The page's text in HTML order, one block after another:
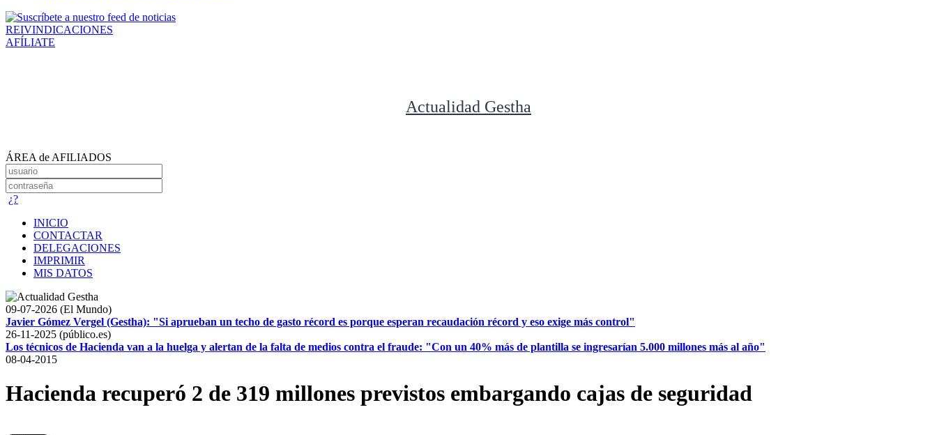
REIVINDICACIONES
AFÍLIATE
Actualidad Gestha
ÁREA de AFILIADOS
¿?
INICIO
CONTACTAR
DELEGACIONES
IMPRIMIR
MIS DATOS
09-07-2026 (El Mundo)
Javier Gómez Vergel (Gestha): "Si aprueban un techo de gasto récord es porque esperan recaudación récord y eso exige más control"
26-11-2025 (público.es)
Los técnicos de Hacienda van a la huelga y alertan de la falta de medios contra el fraude: "Con un 40% más de plantilla se ingresarían 5.000 millones más al año"
08-04-2015
Hacienda recuperó 2 de 319 millones previstos embargando cajas de seguridad